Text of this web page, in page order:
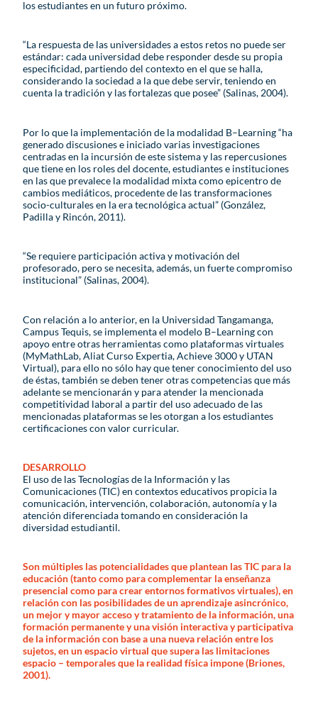
los estudiantes en un futuro próximo.
“La respuesta de las universidades a estos retos no puede ser
estándar: cada universidad debe responder desde su propia
especificidad, partiendo del contexto en el que se halla,
considerando la sociedad a la que debe servir, teniendo en
cuenta la tradición y las fortalezas que posee” (Salinas, 2004).
Por lo que la implementación de la modalidad B–Learning “ha
generado discusiones e iniciado varias investigaciones
centradas en la incursión de este sistema y las repercusiones
que tiene en los roles del docente, estudiantes e instituciones
en las que prevalece la modalidad mixta como epicentro de
cambios mediáticos, procedente de las transformaciones
socio-culturales en la era tecnológica actual” (González,
Padilla y Rincón, 2011).
“Se requiere participación activa y motivación del
profesorado, pero se necesita, además, un fuerte compromiso
institucional” (Salinas, 2004).
Con relación a lo anterior, en la Universidad Tangamanga,
Campus Tequis, se implementa el modelo B–Learning con
apoyo entre otras herramientas como plataformas virtuales
(MyMathLab, Aliat Curso Expertia, Achieve 3000 y UTAN
Virtual), para ello no sólo hay que tener conocimiento del uso
de éstas, también se deben tener otras competencias que más
adelante se mencionarán y para atender la mencionada
competitividad laboral a partir del uso adecuado de las
mencionadas plataformas se les otorgan a los estudiantes
certificaciones con valor curricular.
DESARROLLO
El uso de las Tecnologías de la Información y las
Comunicaciones (TIC) en contextos educativos propicia la
comunicación, intervención, colaboración, autonomía y la
atención diferenciada tomando en consideración la
diversidad estudiantil.
Son múltiples las potencialidades que plantean las TIC para la
educación (tanto como para complementar la enseñanza
presencial como para crear entornos formativos virtuales), en
relación con las posibilidades de un aprendizaje asincrónico,
un mejor y mayor acceso y tratamiento de la información, una
formación permanente y una visión interactiva y participativa
de la información con base a una nueva relación entre los
sujetos, en un espacio virtual que supera las limitaciones
espacio – temporales que la realidad física impone (Briones,
2001).